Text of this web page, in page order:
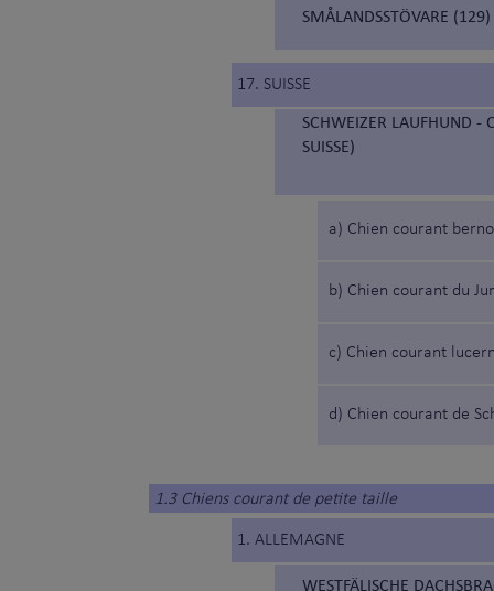
SMÅLANDSSTÖVARE
17. SUISSE
SCHWEIZER LAUFHUND -
SUISSE)
a) Chien courant
b) Chien courant du
c) Chien courant
d) Chien courant de
1.3 Chiens courant de petite taille
1. ALLEMAGNE
WESTFÄLISCHE